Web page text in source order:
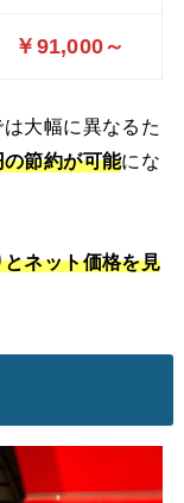
￥91,000～
大幅に異なるた
節約が可能にな
とネット価格を見